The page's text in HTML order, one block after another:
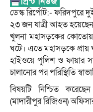
ডেস্ক রির্পোট:- ফরিদপুরে
২৩ জন যাত্রী আহত
খুলনা মহাসড়কের
ঘটে। এতে মহাসড়কে প্রায়
হাইওয়ে পুলিশ ও ফায়ার
চালানোর পর পরিস্থিতি
বিষয়টি নিশ্চিত
(মাদারীপুর রিজিওন)